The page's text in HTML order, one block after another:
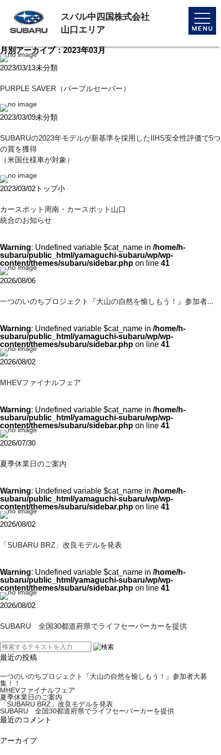
toggle
スバル中四国株式会社
山口エリア
月別アーカイブ：2023年03月
2023/03/13未分類
PURPLE SAVER（パープルセーバー）
2023/03/09未分類
SUBARUの2023年モデルが新基準を採用したIIHS安全性評価で5つ
の賞を獲得
（米国仕様車が対象）
2023/03/02 トップ小
カースポット周南・カースポット山口
統合のお知らせ
Warning: Undefined variable $cat_name in /home/h-
subaru/public_html/yamaguchi-subaru/wp/wp-
content/themes/subaru/sidebar.php on line 41
2026/08/06
一つのいのちプロジェクト『大山の自然を愉しもう！』参加者...
Warning: Undefined variable $cat_name in /home/h-
subaru/public_html/yamaguchi-subaru/wp/wp-
content/themes/subaru/sidebar.php on line 41
2026/08/02
MHEVファイナルフェア
Warning: Undefined variable $cat_name in /home/h-
subaru/public_html/yamaguchi-subaru/wp/wp-
content/themes/subaru/sidebar.php on line 41
2026/07/30
夏季休業日のご案内
Warning: Undefined variable $cat_name in /home/h-
subaru/public_html/yamaguchi-subaru/wp/wp-
content/themes/subaru/sidebar.php on line 41
2026/08/02
「SUBARU BRZ」改良モデルを発表
Warning: Undefined variable $cat_name in /home/h-
subaru/public_html/yamaguchi-subaru/wp/wp-
content/themes/subaru/sidebar.php on line 41
2026/08/02
SUBARU 全国30都道府県でライフセーバーカーを提供
最近の投稿
一つのいのちプロジェクト『大山の自然を愉しもう！』参加者大募
集！！
MHEVファイナルフェア
夏季休業日のご案内
「SUBARU BRZ」改良モデルを発表
SUBARU 全国30都道府県でライフセーバーカーを提供
最近のコメント
アーカイブ